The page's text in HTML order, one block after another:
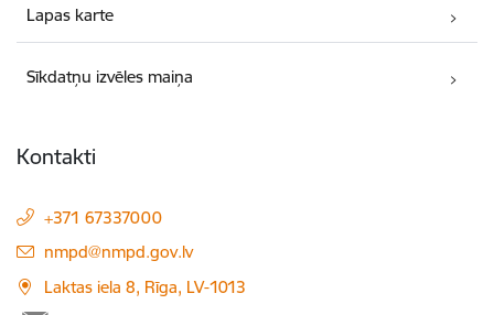
Lapas karte
Sīkdatņu izvēles maiņa
Kontakti
+371 67337000
E-pasts:
nmpd@nmpd.gov.lv
Laktas iela 8, Rīga, LV-1013